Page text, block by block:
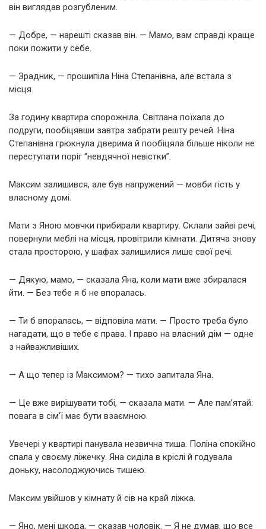
він виглядав розгубленим.
— Добре, — нарешті сказав він. — Мамо, вам справді краще
поки пожити у себе.
— Зрадник, — прошипіла Ніна Степанівна, але встала з
місця.
За годину квартира спорожніла. Світлана поїхала до
подруги, пообіцявши завтра забрати решту речей. Ніна
Степанівна грюкнула дверима й пообіцяла більше ніколи не
переступати поріг “невдячної невістки”.
Максим залишився, але був напружений — мовби гість у
власному домі.
Мати з Яною мовчки прибирали квартиру. Склали зайві речі,
повернули меблі на місця, провітрили кімнати. Дитяча знову
стала просторою, у шафах залишилися лише свої речі.
— Дякую, мамо, — сказала Яна, коли мати вже збиралася
йти. — Без тебе я б не впоралась.
— Ти б впоралась, — відповіла мати. — Просто треба було
нагадати, що в тебе є права. І право на власний дім — одне
з найважливіших.
— А що тепер із Максимом? — тихо запитала Яна.
— Це вже вирішувати тобі, — сказала мати. — Але пам’ятай:
повага в сім’ї має бути взаємною.
Увечері у квартирі панувала незвична тиша. Поліна спокійно
спала у своєму ліжечку. Яна сиділа в кріслі й годувала
доньку, насолоджуючись тишею.
Максим увійшов у кімнату й сів на край ліжка.
— Яно, мені шкода, — сказав чоловік. — Я не думав, що все